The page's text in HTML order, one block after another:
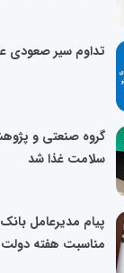
تداوم سیر صعودی
گروه صنعتی و
سلامت غذا شد
پیام مدیرعامل
مناسبت هفته دولت